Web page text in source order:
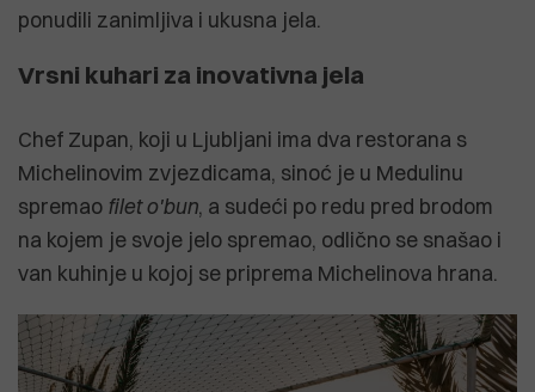
ponudili zanimljiva i ukusna jela.
Vrsni kuhari za inovativna jela
Chef Zupan, koji u Ljubljani ima dva restorana s
Michelinovim zvjezdicama, sinoć je u Medulinu
spremao filet o'bun, a sudeći po redu pred brodom
na kojem je svoje jelo spremao, odlično se snašao i
van kuhinje u kojoj se priprema Michelinova hrana.